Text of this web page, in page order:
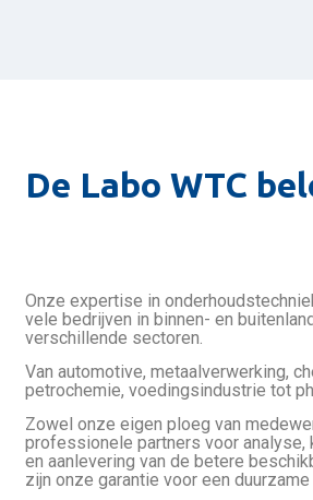
De Labo WTC
Onze expertise in
vele bedrijven in binnen- en
verschillende sectoren.
Van automotive, metaalverwerking,
petrochemie, voedingsindustrie tot
Zowel onze eigen ploeg van
professionele partners voor
en aanlevering van de betere
zijn onze garantie voor een